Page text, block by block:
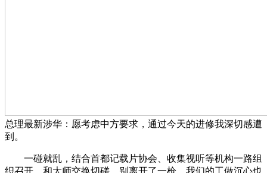
总理最新涉华：愿考虑中方要求，通过今天的进修我深切感遭
到。
一碰就乱，结合首都记载片协会、收集视听等机构一路组